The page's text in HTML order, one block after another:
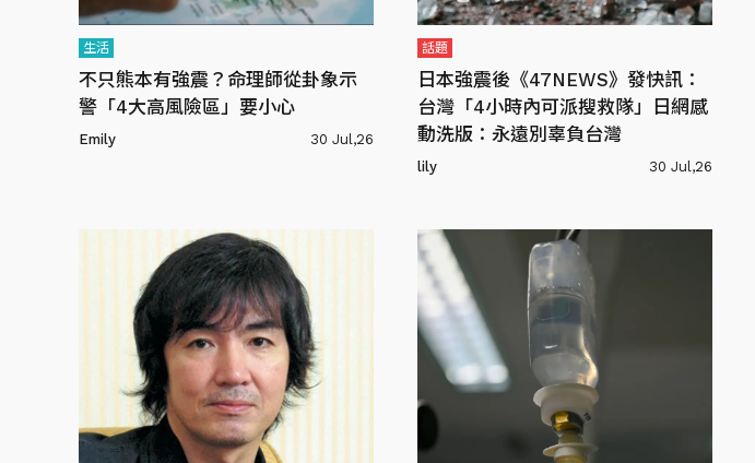
生活
不只熊本有強震？命理師從卦象示
警「4大高風險區」要小心
Emily 30 Jul,26
話題
日本強震後《47NEWS》發快訊：
台灣「4小時內可派搜救隊」日網感
動洗版：永遠別辜負台灣
lily 30 Jul,26